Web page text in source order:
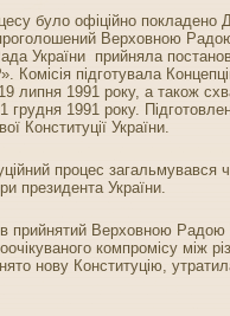
було офіційно
Верховною
України прийняла
Комісія підготувала
липня 1991 року, а також
1991 року.
Конституції України.
процес загальмувався
президента України.
прийнятий Верховною
компромісу між
нову Конституцію,